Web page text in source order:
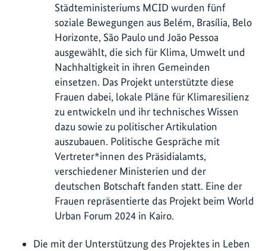
Städteministeriums MCID wurden fünf
soziale Bewegungen aus Belém, Brasília, Belo
Horizonte, São Paulo und João Pessoa
ausgewählt, die sich für Klima, Umwelt und
Nachhaltigkeit in ihren Gemeinden
einsetzen. Das Projekt unterstützte diese
Frauen dabei, lokale Pläne für Klimaresilienz
zu entwickeln und ihr technisches Wissen
dazu sowie zu politischer Artikulation
auszubauen. Politische Gespräche mit
Vertreter*innen des Präsidialamts,
verschiedener Ministerien und der
deutschen Botschaft fanden statt. Eine der
Frauen repräsentierte das Projekt beim World
Urban Forum 2024 in Kairo.
Die mit der Unterstützung des Projektes in Leben